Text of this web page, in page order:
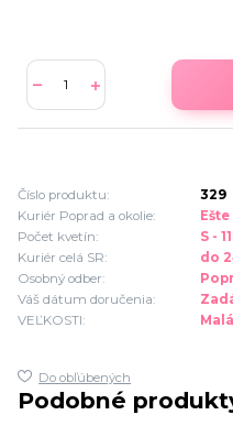
Číslo produktu:
329
Kuriér Poprad a okolie:
Počet kvetín:
S -
Kuriér celá SR:
do
Osobný odber:
Váš dátum doručenia:
VEĽKOSTI:
Do obľúbených
Podobné